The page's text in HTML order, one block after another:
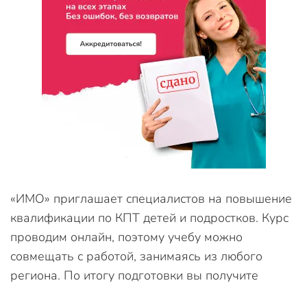
«ИМО» приглашает специалистов на повышение
квалификации по КПТ детей и подростков. Курс
проводим онлайн, поэтому учебу можно
совмещать с работой, занимаясь из любого
региона. По итогу подготовки вы получите